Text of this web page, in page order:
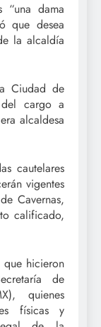
“una dama
que desea
la alcaldía
Ciudad de
cargo a
alcaldesa
cautelares
vigentes
Cavernas,
calificado,
que hicieron
de
quienes
físicas y